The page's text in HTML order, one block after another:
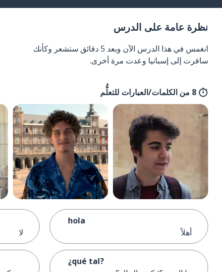
نظرة عامة على الدرس
انغمس في هذا الدرس الآن وبعد 5 دقائق ستشعر وكأنك
سافرت إلى إسبانيا وعدت مرة أخرى.
8 من الكلمات/العبارات للتعلُّم
hola
أهلاً
¿qué tal?
لا